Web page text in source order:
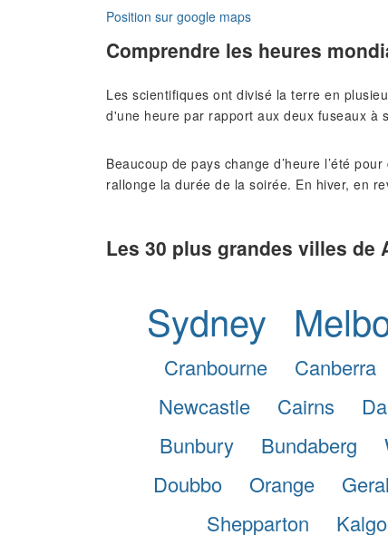
Position sur google maps
Comprendre les heures
Les scientifiques ont divisé la terre en
d'une heure par rapport aux deux fuseaux à
Beaucoup de pays change d’heure l’été
rallonge la durée de la soirée. En hiver, en
Les 30 plus grandes villes de
Sydney
Cranbourne Canberra
Newcastle
Cairns
Bunbury
Bundaberg
Doubbo
Orange
Shepparton